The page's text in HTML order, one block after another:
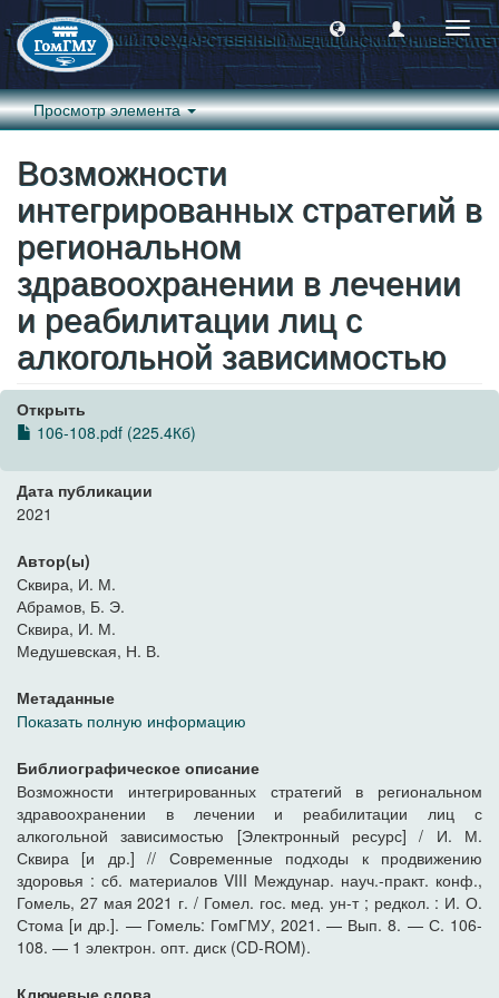
Просмотр элемента
Возможности
интегрированных стратегий в
региональном
здравоохранении в лечении
и реабилитации лиц с
алкогольной зависимостью
Открыть
106-108.pdf (225.4Кб)
Дата публикации
2021
Автор(ы)
Сквира, И. М.
Абрамов, Б. Э.
Сквира, И. М.
Медушевская, Н. В.
Метаданные
Показать полную информацию
Библиографическое описание
Возможности интегрированных стратегий в региональном
здравоохранении в лечении и реабилитации лиц с
алкогольной зависимостью [Электронный ресурс] / И. М.
Сквира [и др.] // Современные подходы к продвижению
здоровья : сб. материалов VIII Междунар. науч.-практ. конф.,
Гомель, 27 мая 2021 г. / Гомел. гос. мед. ун-т ; редкол. : И. О.
Стома [и др.]. — Гомель: ГомГМУ, 2021. — Вып. 8. — С. 106-
108. — 1 электрон. опт. диск (CD-ROM).
Ключевые слова